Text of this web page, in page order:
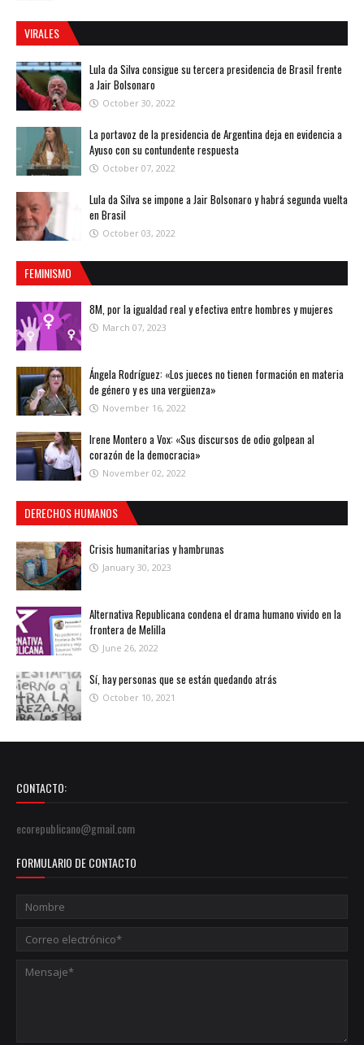
VIRALES
Lula da Silva consigue su tercera presidencia de Brasil frente
a Jair Bolsonaro
October 30, 2022
La portavoz de la presidencia de Argentina deja en evidencia a
Ayuso con su contundente respuesta
October 07, 2022
Lula da Silva se impone a Jair Bolsonaro y habrá segunda vuelta
en Brasil
October 03, 2022
FEMINISMO
8M, por la igualdad real y efectiva entre hombres y mujeres
March 07, 2023
Ángela Rodríguez: «Los jueces no tienen formación en materia
de género y es una vergüenza»
November 16, 2022
Irene Montero a Vox: «Sus discursos de odio golpean al
corazón de la democracia»
November 02, 2022
DERECHOS HUMANOS
Crisis humanitarias y hambrunas
January 30, 2023
Alternativa Republicana condena el drama humano vivido en la
frontera de Melilla
June 26, 2022
Sí, hay personas que se están quedando atrás
October 10, 2021
CONTACTO:
ecorepublicano@gmail.com
FORMULARIO DE CONTACTO